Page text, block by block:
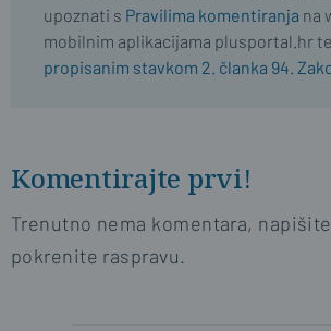
upoznati s Pravilima komentiranja na
mobilnim aplikacijama plusportal.hr
propisanim stavkom 2. članka 94.
Komentirajte prvi!
Trenutno nema komentara,
pokrenite raspravu.